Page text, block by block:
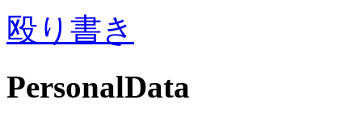
殴り書き
PersonalData